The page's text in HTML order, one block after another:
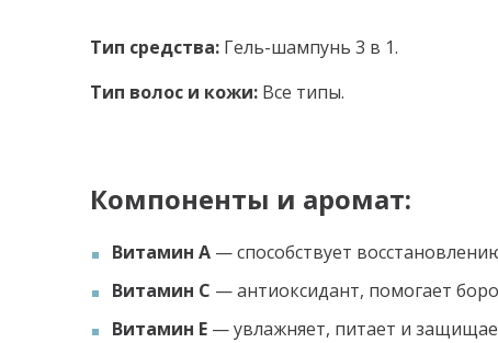
Тип средства: Гель-шампунь 3 в 1.
Тип волос и кожи: Все типы.
Компоненты и аромат:
Витамин A — способствует
Витамин C — антиоксидант, помогает
Витамин E — увлажняет, питает и